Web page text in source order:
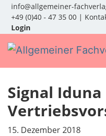
info@allgemeiner-
+49 (0)40 - 47 35 00 |
Login
Signal
15. Dezember 2018